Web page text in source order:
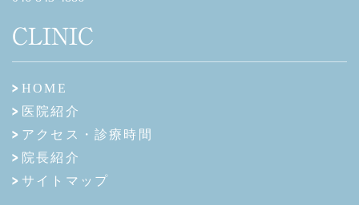
CLINIC
HOME
医院紹介
アクセス・診療時間
院長紹介
サイトマップ